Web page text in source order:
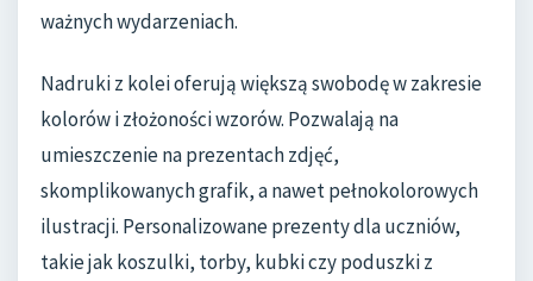
ważnych wydarzeniach.
Nadruki z kolei oferują większą swobodę w zakresie
kolorów i złożoności wzorów. Pozwalają na
umieszczenie na prezentach zdjęć,
skomplikowanych grafik, a nawet pełnokolorowych
ilustracji. Personalizowane prezenty dla uczniów,
takie jak koszulki, torby, kubki czy poduszki z